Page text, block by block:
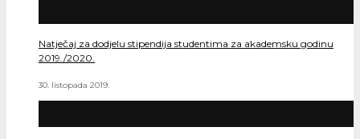
Natječaj za dodjelu stipendija studentima za akademsku godinu
2019./2020.
30. listopada 2019.